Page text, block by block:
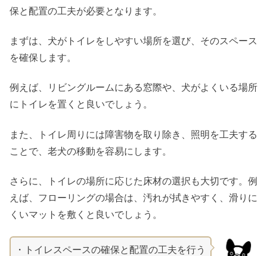
保と配置の工夫が必要となります。
まずは、犬がトイレをしやすい場所を選び、そのスペース
を確保します。
例えば、リビングルームにある窓際や、犬がよくいる場所
にトイレを置くと良いでしょう。
また、トイレ周りには障害物を取り除き、照明を工夫する
ことで、老犬の移動を容易にします。
さらに、トイレの場所に応じた床材の選択も大切です。例
えば、フローリングの場合は、汚れが拭きやすく、滑りに
くいマットを敷くと良いでしょう。
・トイレスペースの確保と配置の工夫を行う